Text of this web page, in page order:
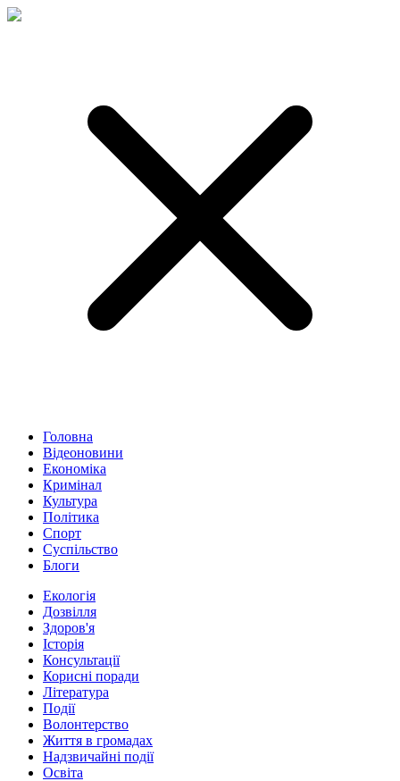
Головна
Відеоновини
Економіка
Кримінал
Культура
Політика
Спорт
Суспільство
Блоги
Екологія
Дозвілля
Здоров'я
Історія
Консультації
Корисні поради
Література
Події
Волонтерство
Життя в громадах
Надзвичайні події
Освіта